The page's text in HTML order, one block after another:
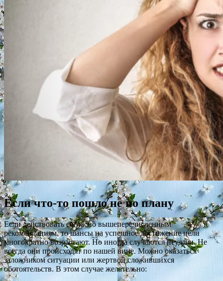
Если что-то пошло не по плану
Если действовать согласно вышеперечисленным
рекомендациям, то шансы на успешное достижение цели
многократно возрастают. Но иногда случаются неудачи. Не
всегда они происходят по нашей вине. Можно оказаться
заложником ситуации или жертвой сложившихся
обстоятельств. В этом случае желательно: